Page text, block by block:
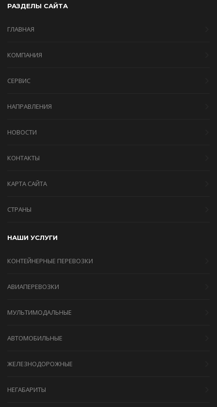
РАЗДЕЛЫ САЙТА
ГЛАВНАЯ
КОМПАНИЯ
СЕРВИС
НАПРАВЛЕНИЯ
НОВОСТИ
КОНТАКТЫ
КАРТА САЙТА
СТРАНЫ
НАШИ УСЛУГИ
КОНТЕЙНЕРНЫЕ ПЕРЕВОЗКИ
АВИАПЕРЕВОЗКИ
МУЛЬТИМОДАЛЬНЫЕ
АВТОМОБИЛЬНЫЕ
ЖЕЛЕЗНОДОРОЖНЫЕ
НЕГАБАРИТЫ